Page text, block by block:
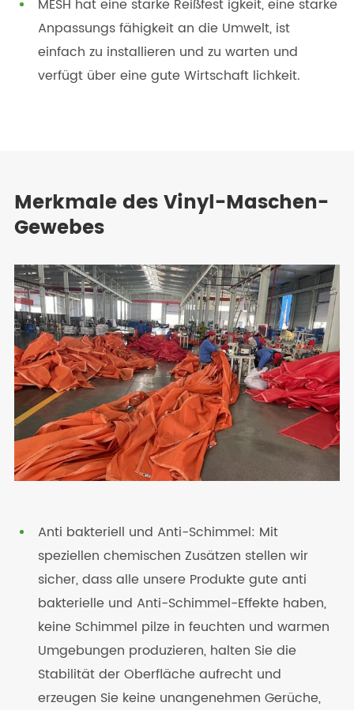
MESH hat eine starke Reißfest igkeit, eine starke
Anpassungs fähigkeit an die Umwelt, ist
einfach zu installieren und zu warten und
verfügt über eine gute Wirtschaft lichkeit.
Merkmale des Vinyl-Maschen-
Gewebes
Anti bakteriell und Anti-Schimmel: Mit
speziellen chemischen Zusätzen stellen wir
sicher, dass alle unsere Produkte gute anti
bakterielle und Anti-Schimmel-Effekte haben,
keine Schimmel pilze in feuchten und warmen
Umgebungen produzieren, halten Sie die
Stabilität der Oberfläche aufrecht und
erzeugen Sie keine unangenehmen Gerüche,